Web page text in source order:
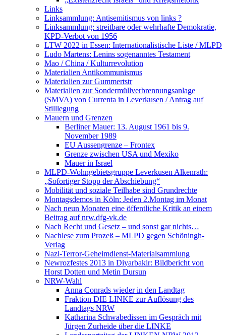
Links
Linksammlung: Antisemitismus von links ?
Linksammlung: streitbare oder wehrhafte Demokratie,
KPD-Verbot von 1956
LTW 2022 in Essen: Internationalistische Liste / MLPD
Ludo Martens: Lenins sogenanntes Testament
Mao / China / Kulturrevolution
Materialien Antikommunismus
Materialien zur Gummertstr
Materialien zur Sondermüllverbrennungsanlage
(SMVA) von Currenta in Leverkusen / Antrag auf
Stilllegung
Mauern und Grenzen
Berliner Mauer: 13. August 1961 bis 9.
November 1989
EU Aussengrenze – Frontex
Grenze zwischen USA und Mexiko
Mauer in Israel
MLPD-Wohngebietsgruppe Leverkusen Alkenrath:
„Sofortiger Stopp der Abschiebung“
Mobilität und soziale Teilhabe sind Grundrechte
Montagsdemos in Köln: Jeden 2.Montag im Monat
Nach neun Monaten eine öffentliche Kritik an einem
Beitrag auf nrw.dfg-vk.de
Nach Recht und Gesetz – und sonst gar nichts…
Nachlese zum Prozeß – MLPD gegen Schöningh-
Verlag
Nazi-Terror-Geheimdienst-Materialsammlung
Newrozfestes 2013 in Diyarbakir: Bildbericht von
Horst Dotten und Metin Dursun
NRW-Wahl
Anna Conrads wieder in den Landtag
Fraktion DIE LINKE zur Auflösung des
Landtags NRW
Katharina Schwabedissen im Gespräch mit
Jürgen Zurheide über die LINKE